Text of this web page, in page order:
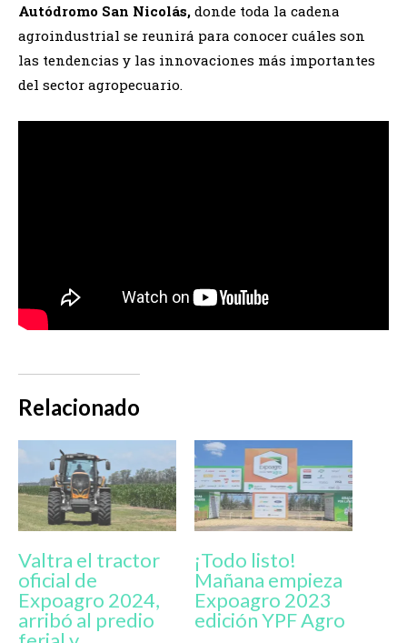
Autódromo San Nicolás, donde toda la cadena
agroindustrial se reunirá para conocer cuáles son
las tendencias y las innovaciones más importantes
del sector agropecuario.
Relacionado
Valtra el tractor
oficial de
Expoagro 2024,
arribó al predio
¡Todo listo!
Mañana empieza
Expoagro 2023
edición YPF Agro